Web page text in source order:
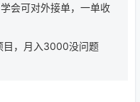
会可对外接单，一单收
目，月入3000没问题